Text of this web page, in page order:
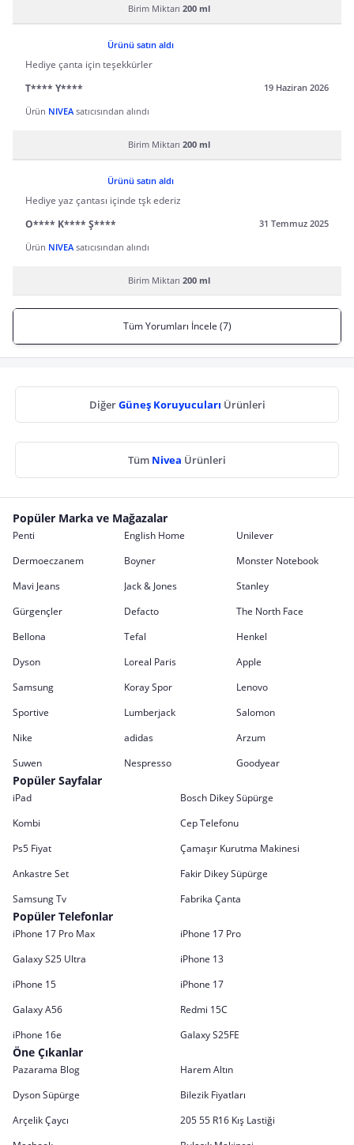
Birim Miktarı 200 ml
Ürünü satın aldı
Hediye çanta için teşekkürler
T**** Y****
19 Haziran 2026
Ürün NIVEAsatıcısından alındı
Birim Miktarı 200 ml
Ürünü satın aldı
Hediye yaz çantası içinde tşk ederiz
O**** K**** Ş****
31 Temmuz 2025
Ürün NIVEAsatıcısından alındı
Birim Miktarı 200 ml
Tüm Yorumları İncele (7)
DiğerGüneş Koruyucuları Ürünleri
Tüm Nivea Ürünleri
Popüler Marka ve Mağazalar
Penti English Home
Unilever
Dermoeczanem
Boyner
Monster Notebook
Mavi Jeans
Jack & Jones
Stanley
Gürgençler
Defacto
The North Face
Bellona
Tefal
Henkel
Dyson
Loreal Paris
Apple
Samsung
Koray Spor
Lenovo
Sportive
Lumberjack
Salomon
Nike
adidas
Arzum
Suwen
Nespresso Goodyear
Popüler Sayfalar
iPad
Bosch Dikey Süpürge
Kombi
Cep Telefonu
Ps5 Fiyat
Çamaşır Kurutma Makinesi
Ankastre Set
Fakir Dikey Süpürge
Samsung Tv
Fabrika Çanta
Popüler Telefonlar
iPhone 17 Pro Max
iPhone 17 Pro
Galaxy S25 Ultra
iPhone 13
iPhone 15
iPhone 17
Galaxy A56
Redmi 15C
iPhone 16e
Galaxy S25FE
Öne Çıkanlar
Pazarama Blog
Harem Altın
Dyson Süpürge
Bilezik Fiyatları
Arçelik Çaycı
205 55 R16 Kış Lastiği